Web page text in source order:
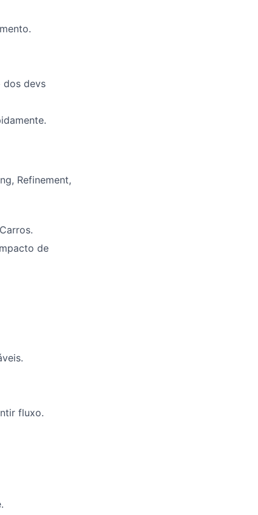
dos devs
Refinement,
de
fluxo.